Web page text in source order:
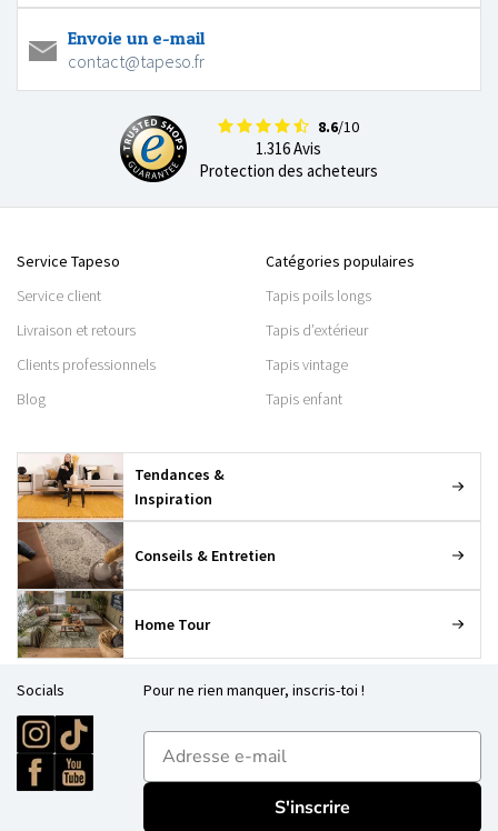
Envoie un e-mail
contact@tapeso.fr
8.6/10
1.316 Avis
Protection des acheteurs
Service Tapeso
Service client
Livraison et retours
Clients professionnels
Blog
Catégories populaires
Tapis poils longs
Tapis d’extérieur
Tapis vintage
Tapis enfant
Tendances &
Inspiration
Conseils & Entretien
Home Tour
Socials Pour ne rien manquer, inscris-toi !
E-mailadres
S'inscrire